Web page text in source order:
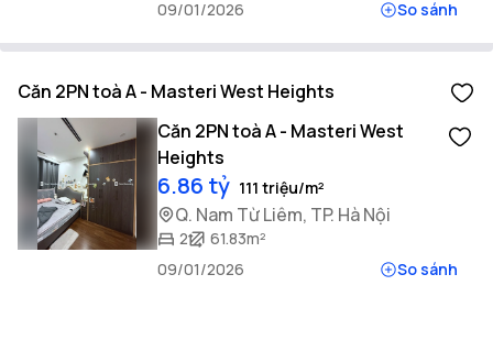
09/01/2026
So sánh
Căn 2PN toà A - Masteri West Heights
Căn 2PN toà A - Masteri West
Heights
6.86 tỷ 111 triệu/m²
Q. Nam Từ Liêm, TP. Hà Nội
2
61.83m²
09/01/2026
So sánh